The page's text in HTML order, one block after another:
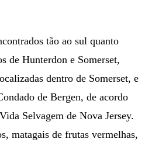
tão ao sul quanto
de Hunterdon e Somerset,
dentro de Somerset, e
de Bergen, de acordo
Selvagem de Nova Jersey.
matagais de frutas vermelhas,